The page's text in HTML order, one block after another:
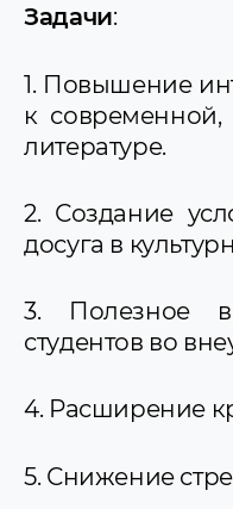
Проект
Проект
Задачи:
1. Повышение
к современной,
литературе.
2. Создание
досуга в
3. Полезное
студентов во
4. Расширение
5. Снижение